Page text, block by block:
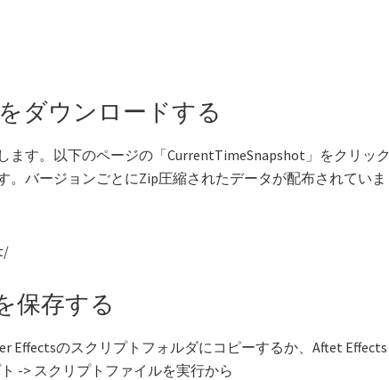
ダウンロードする
ます。以下のページの「CurrentTimeSnapshot」をクリック
。バージョンごとにZip圧縮されたデータが配布されていま
保存する
Effectsのスクリプトフォルダにコピーするか、Aftet Effects
-> スクリプトファイルを実行から